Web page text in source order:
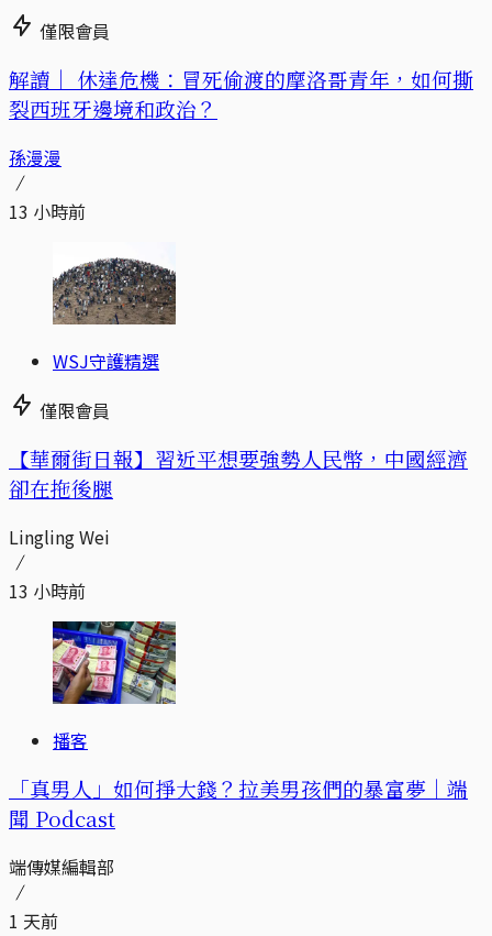
僅限會員
解讀｜ 休達危機：冒死偷渡的摩洛哥青年，如何撕
裂西班牙邊境和政治？
孫漫漫
13 小時前
WSJ守護精選
僅限會員
【華爾街日報】習近平想要強勢人民幣，中國經濟
卻在拖後腿
Lingling Wei
13 小時前
播客
「真男人」如何掙大錢？拉美男孩們的暴富夢｜端
聞 Podcast
端傳媒編輯部
1 天前